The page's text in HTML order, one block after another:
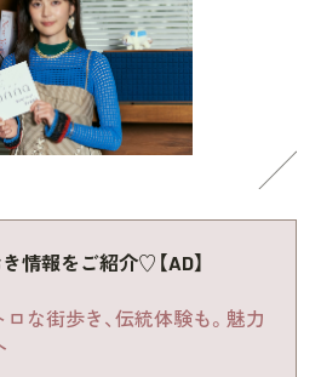
情報をご紹介♡【AD】
な街歩き、伝統体験も。魅力